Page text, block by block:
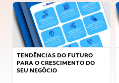
TENDÊNCIAS DO FUTURO
PARA O CRESCIMENTO DO
SEU NEGÓCIO